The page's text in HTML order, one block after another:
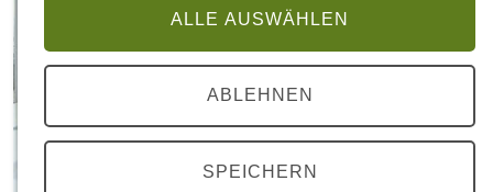
ALLE AUSWÄHLEN
ABLEHNEN
SPEICHERN